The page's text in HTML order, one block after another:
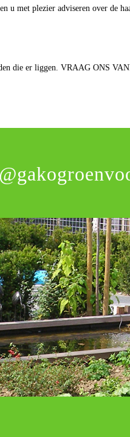
met plezier adviseren over de
die er liggen. VRAAG ONS